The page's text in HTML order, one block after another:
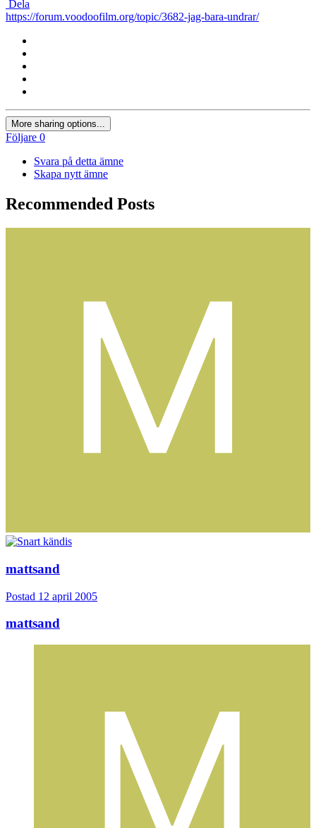
Dela
https://forum.voodoofilm.org/topic/3682-jag-bara-undrar/
More sharing options...
Följare 0
Svara på detta ämne
Skapa nytt ämne
Recommended Posts
mattsand
Postad 12 april 2005
mattsand